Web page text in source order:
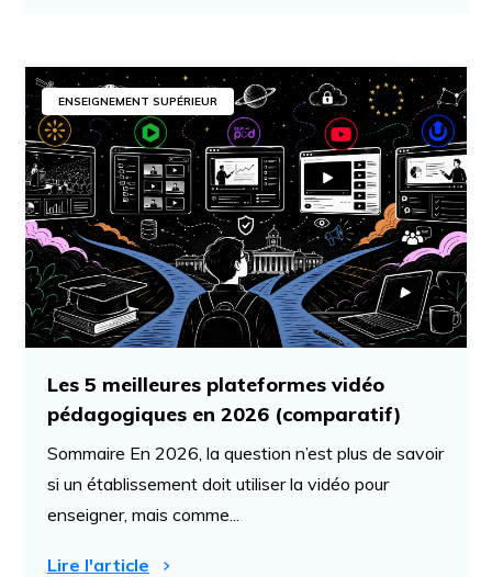
ENSEIGNEMENT SUPÉRIEUR
Les 5 meilleures plateformes vidéo
pédagogiques en 2026 (comparatif)
Sommaire En 2026, la question n’est plus de savoir
si un établissement doit utiliser la vidéo pour
enseigner, mais comme...
Lire l'article